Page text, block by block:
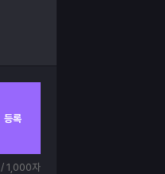
등록
/ 1,000자